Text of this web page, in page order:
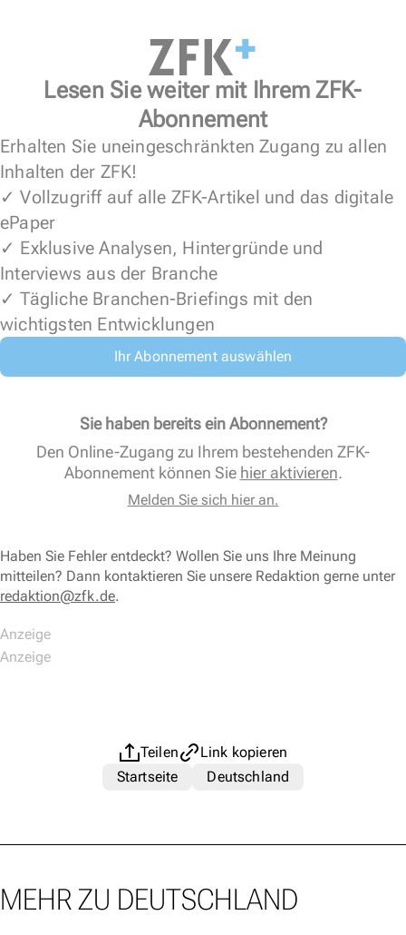
Lesen Sie weiter mit Ihrem ZFK-
Abonnement
Erhalten Sie uneingeschränkten Zugang zu allen
Inhalten der ZFK!
✓ Vollzugriff auf alle ZFK-Artikel und das digitale
ePaper
✓ Exklusive Analysen, Hintergründe und
Interviews aus der Branche
✓ Tägliche Branchen-Briefings mit den
wichtigsten Entwicklungen
Ihr Abonnement auswählen
Sie haben bereits ein Abonnement?
Den Online-Zugang zu Ihrem bestehenden ZFK-
Abonnement können Sie hier aktivieren.
Melden Sie sich hier an.
Haben Sie Fehler entdeckt? Wollen Sie uns Ihre Meinung
mitteilen? Dann kontaktieren Sie unsere Redaktion gerne unter
redaktion@zfk.de.
Teilen
Link kopieren
Startseite
Deutschland
MEHR ZU DEUTSCHLAND